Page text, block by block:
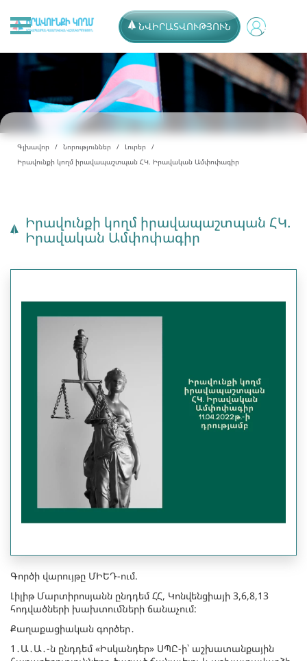
ՆՎԻՐԱՏՎՈՒԹՅՈՒՆ
Գլխավոր Նորություններ
Լուրեր
Իրավունքի կողմ իրավապաշտպան ՀԿ. Իրավական Ամփոփագիր
Իրավունքի կողմ իրավապաշտպան ՀԿ.
Իրավական Ամփոփագիր
Գործի վարույթը ՄԻԵԴ-ում.
Լիլիթ Մարտիրոսյանն ընդդեմ ՀՀ, Կոնվենցիայի 3,6,8,13
հոդվածների խախտումների ճանաչում:
Քաղաքացիական գործեր․
1․Ա․Ա․-ն ընդդեմ «Իսկանդեր» ՍՊԸ-ի՝ աշխատանքային